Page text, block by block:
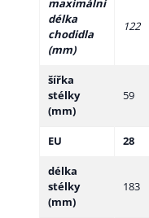
maximální
délka
chodidla
(mm)
122
šířka
stélky
(mm)
59
EU 28
délka
stélky
(mm)
183